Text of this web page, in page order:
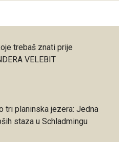
trebaš znati prije
VELEBIT
tri planinska jezera: Jedna
staza u Schladmingu